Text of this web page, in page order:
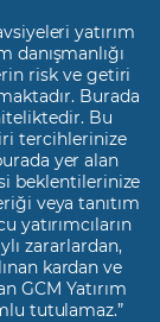
yatırım
danışmanlığı
risk ve getiri
Burada
Bu
tercihlerinize
yer alan
beklentilerinize
veya tanıtım
yatırımcıların
zararlardan,
kardan ve
GCM Yatırım
tutulamaz.”